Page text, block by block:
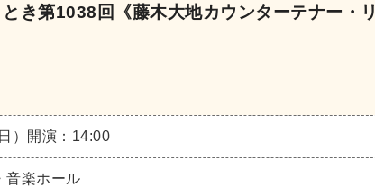
き第1038回《藤木大地カウンターテナー・リ
） 開演：14:00
音楽ホール